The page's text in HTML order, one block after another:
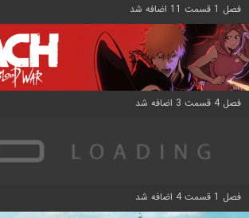
فصل 1 قسمت 11 اضافه شد
فصل 4 قسمت 3 اضافه شد
فصل 1 قسمت 4 اضافه شد